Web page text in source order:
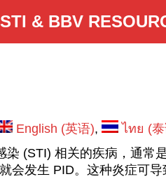
& BBV
English (英语) ไทย (
染 (STI) 相关的疾病，通常
会发生 PID。这种炎症可